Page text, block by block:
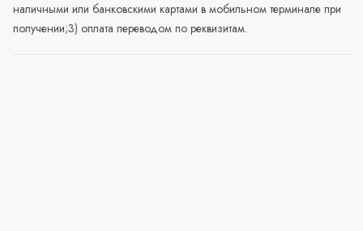
наличными или банковскими картами в мобильном терминале при
получении;3) оплата переводом по реквизитам.